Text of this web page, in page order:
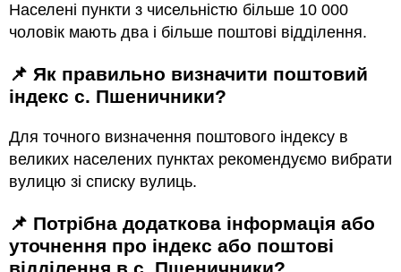
Населені пункти з чисельністю більше 10 000
чоловік мають два і більше поштові відділення.
📌 Як правильно визначити поштовий
індекс с. Пшеничники?
Для точного визначення поштового індексу в
великих населених пунктах рекомендуємо вибрати
вулицю зі списку вулиць.
📌 Потрібна додаткова інформація або
уточнення про індекс або поштові